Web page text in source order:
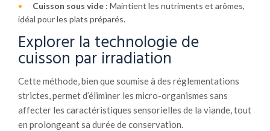
Cuisson sous vide : Maintient les nutriments et arômes,
idéal pour les plats préparés.
Explorer la technologie de
cuisson par irradiation
Cette méthode, bien que soumise à des réglementations
strictes, permet d’éliminer les micro-organismes sans
affecter les caractéristiques sensorielles de la viande, tout
en prolongeant sa durée de conservation.